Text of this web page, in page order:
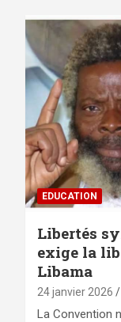
EDUCATION
Libertés
exige la
Libama
24 janvier 2026
La Convention